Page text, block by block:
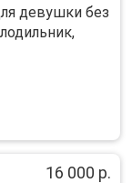
девушки без
16 000 р.